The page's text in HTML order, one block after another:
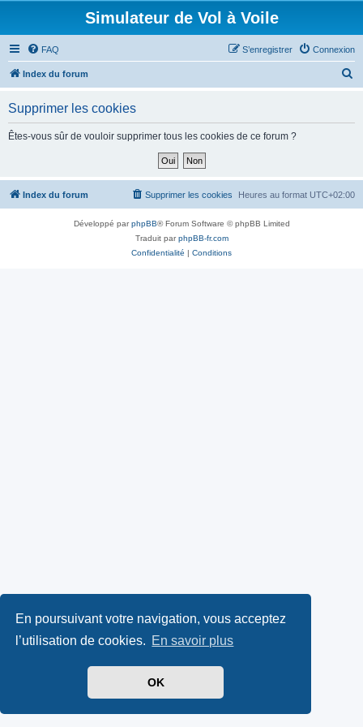
En poursuivant votre navigation, vous acceptez
l’utilisation de cookies. En savoir plus
OK
Simulateur de Vol à Voile
FAQ Connexion
S’enregistrer
Index du forum
h
Supprimer les cookies
Êtes-vous sûr de vouloir supprimer tous les cookies de ce forum ?
Index du forum Heures au format UTC+02:00
Supprimer les cookies
Développé parphpBB® Forum Software © phpBB Limited
Traduit parphpBB-fr.com
Confidentialité | Conditions